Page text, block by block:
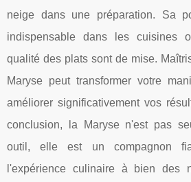
neige dans une préparation. Sa
indispensable dans les cuisines
qualité des plats sont de mise.
Maryse peut transformer votre
améliorer significativement vos
conclusion, la Maryse n'est pas
outil, elle est un compagnon
l'expérience culinaire à bien des